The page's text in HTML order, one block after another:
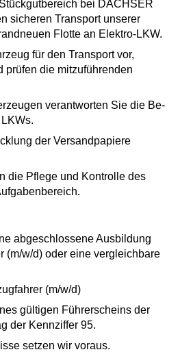
bei DACHSER
sicheren Transport unserer
Flotte an Elektro-LKW.
für den Transport vor,
prüfen die mitzuführenden
verantworten Sie die Be-
der Versandpapiere
die Pflege und Kontrolle des
abgeschlossene Ausbildung
(m/w/d) oder eine vergleichbare
(m/w/d)
gültigen Führerscheins der
der Kennziffer 95.
setzen wir voraus.